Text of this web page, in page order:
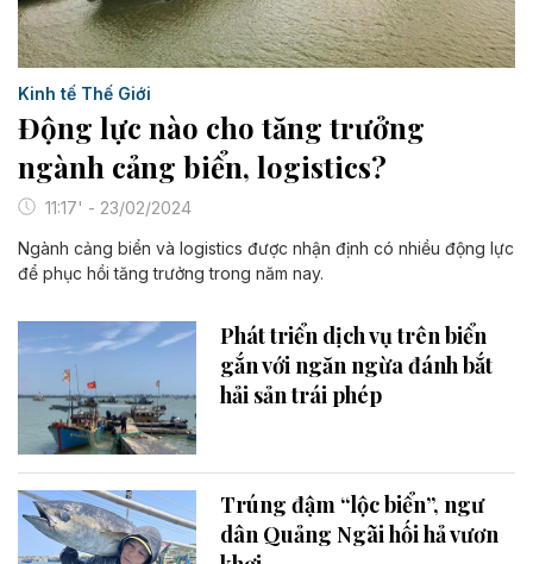
Kinh tế Thế Giới
Động lực nào cho tăng trưởng
ngành cảng biển, logistics?
11:17' - 23/02/2024
Ngành cảng biển và logistics được nhận định có nhiều động lực
để phục hồi tăng trưởng trong năm nay.
Phát triển dịch vụ trên biển
gắn với ngăn ngừa đánh bắt
hải sản trái phép
Trúng đậm “lộc biển”, ngư
dân Quảng Ngãi hối hả vươn